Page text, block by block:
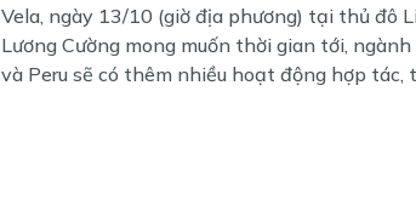
Vela, ngày 13/10 (giờ địa phương) tại thủ đô
Lương Cường mong muốn thời gian tới,
và Peru sẽ có thêm nhiều hoạt động hợp tác,